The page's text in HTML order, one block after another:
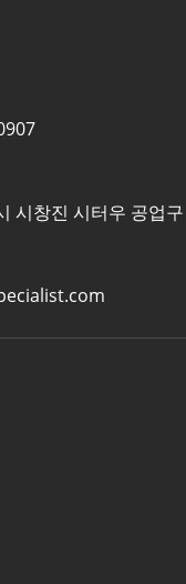
시창진 시터우 공업구